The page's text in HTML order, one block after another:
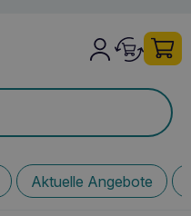
Aktuelle Angebote